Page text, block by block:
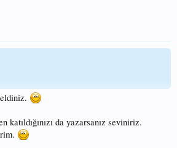
katıldığınızı da yazarsanız seviniriz.